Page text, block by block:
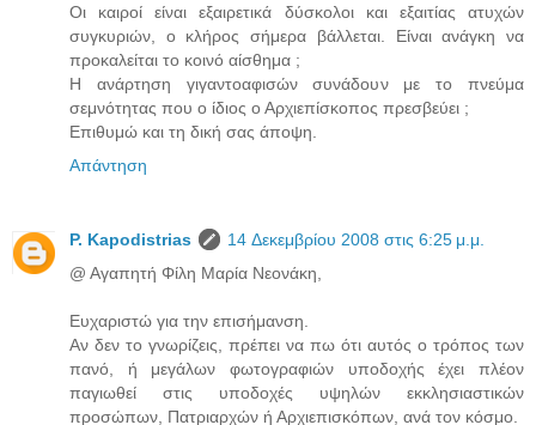
Οι καιροί είναι εξαιρετικά δύσκολοι και εξαιτίας ατυχών
συγκυριών, ο κλήρος σήμερα βάλλεται. Είναι ανάγκη να
προκαλείται το κοινό αίσθημα ;
Η ανάρτηση γιγαντοαφισών συνάδουν με το πνεύμα
σεμνότητας που ο ίδιος ο Αρχιεπίσκοπος πρεσβεύει ;
Επιθυμώ και τη δική σας άποψη.
Απάντηση
P. Kapodistrias
14 Δεκεμβρίου 2008 στις 6:25 μ.μ.
@ Αγαπητή Φίλη Μαρία Νεονάκη,
Ευχαριστώ για την επισήμανση.
Αν δεν το γνωρίζεις, πρέπει να πω ότι αυτός ο τρόπος των
πανό, ή μεγάλων φωτογραφιών υποδοχής έχει πλέον
παγιωθεί στις υποδοχές υψηλών εκκλησιαστικών
προσώπων, Πατριαρχών ή Αρχιεπισκόπων, ανά τον κόσμο.